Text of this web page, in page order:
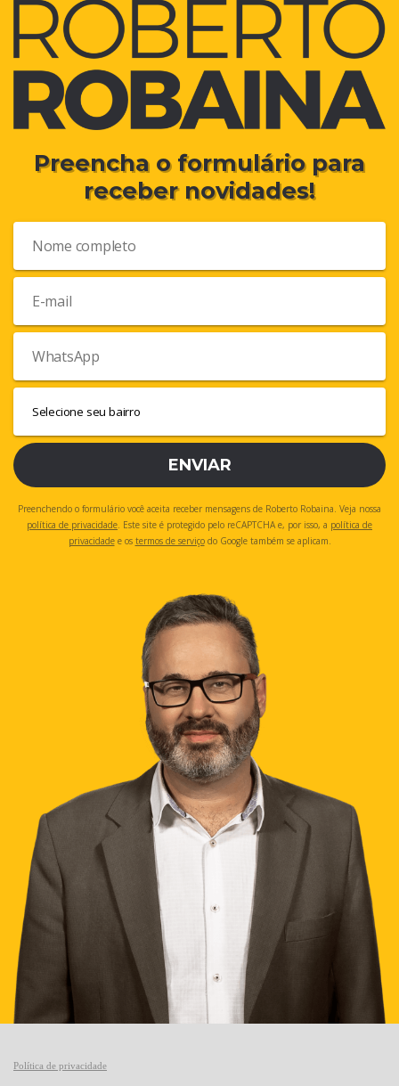
Preencha o formulário para
receber novidades!
ENVIAR
Preenchendo o formulário você aceita receber mensagens de Roberto Robaina. Veja nossa
política de privacidade. Este site é protegido pelo reCAPTCHA e, por isso, a política de
privacidadee os termos de serviçodo Google também se aplicam.
Política de privacidade